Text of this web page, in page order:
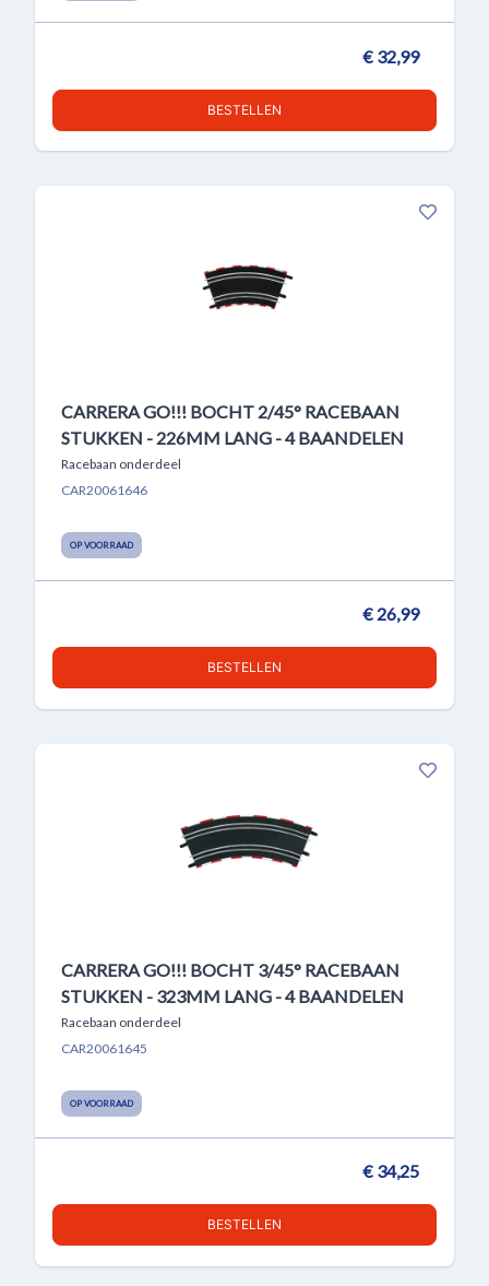
€ 32,99
BESTELLEN
CARRERA GO!!! BOCHT 2/45° RACEBAAN
STUKKEN - 226MM LANG - 4 BAANDELEN
Racebaan onderdeel
CAR20061646
OP VOORRAAD
€ 26,99
BESTELLEN
CARRERA GO!!! BOCHT 3/45° RACEBAAN
STUKKEN - 323MM LANG - 4 BAANDELEN
Racebaan onderdeel
CAR20061645
OP VOORRAAD
€ 34,25
BESTELLEN